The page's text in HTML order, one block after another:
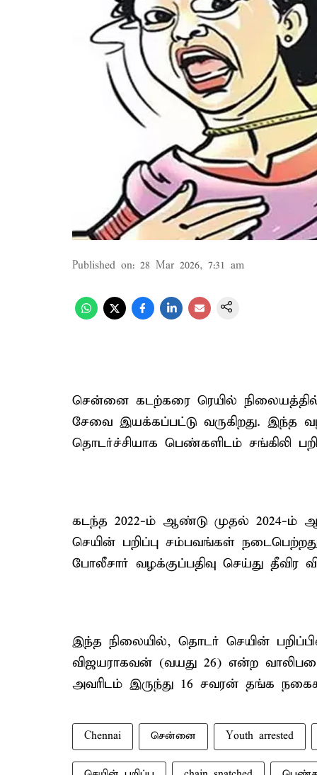
Published on: 28 Mar 2026, 7:31 am
சென்னை கடற்கரை ரெயில்
சேவை இயக்கப்பட்டு வருகிறது. இந்த
தொடர்ச்சியாக பெண்களிடம் சங்கிலி
கடந்த 2022-ம் ஆண்டு முதல் 2024-
செயின் பறிப்பு சம்பவங்கள்
போலீசார் வழக்குப்பதிவு செய்து
இந்த நிலையில், தொடர் செயின்
விஜயராகவன் (வயது 26) என்ற
அவரிடம் இருந்து 16 சவரன் தங்க
Chennai சென்னை Youth arrested